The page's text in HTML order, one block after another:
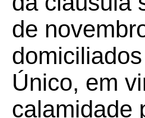
de
Único, em
calamidade